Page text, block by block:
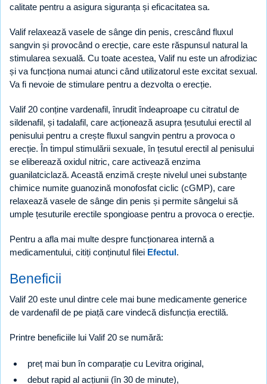
calitate pentru a asigura siguranța și eficacitatea sa.
Valif relaxează vasele de sânge din penis, crescând fluxul
sangvin și provocând o erecție, care este răspunsul natural la
stimularea sexuală. Cu toate acestea, Valif nu este un afrodiziac
și va funcționa numai atunci când utilizatorul este excitat sexual.
Va fi nevoie de stimulare pentru a dezvolta o erecție.
Valif 20 conține vardenafil, înrudit îndeaproape cu citratul de
sildenafil, și tadalafil, care acționează asupra țesutului erectil al
penisului pentru a crește fluxul sangvin pentru a provoca o
erecție. În timpul stimulării sexuale, în țesutul erectil al penisului
se eliberează oxidul nitric, care activează enzima
guanilatciclază. Această enzimă crește nivelul unei substanțe
chimice numite guanozină monofosfat ciclic (cGMP), care
relaxează vasele de sânge din penis și permite sângelui să
umple țesuturile erectile spongioase pentru a provoca o erecție.
Pentru a afla mai multe despre funcționarea internă a
medicamentului, citiți conținutul filei Efectul.
Beneficii
Valif 20 este unul dintre cele mai bune medicamente generice
de vardenafil de pe piață care vindecă disfuncția erectilă.
Printre beneficiile lui Valif 20 se numără:
preț mai bun în comparație cu Levitra original,
debut rapid al acțiunii (în 30 de minute),